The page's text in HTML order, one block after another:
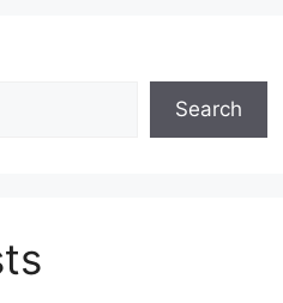
Search